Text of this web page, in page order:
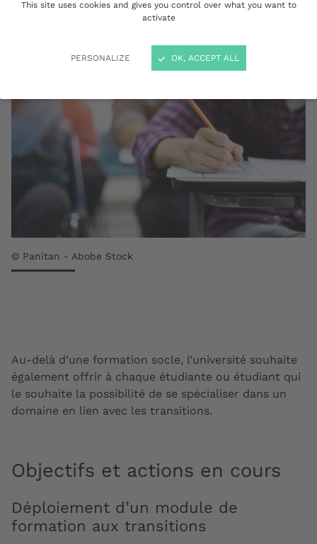
This site uses cookies and gives you control over what you want to
activate
PERSONALIZE OK, ACCEPT ALL
© Panitan - Abobe Stock
Au-delà d’une formation socle, l’université souhaite
également offrir à chaque étudiante ou étudiant qui
le souhaite la possibilité de se spécialiser dans un
domaine en lien avec les transitions.
Objectifs et actions en cours
Déploiement d’un module de
formation aux transitions